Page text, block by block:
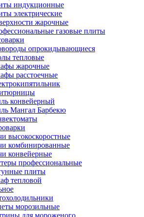
индукционные
электрические
жарочные
газовые плиты
опрокидывающиеся
тепловые
жарочные
расстоечные
конвейерный
Мангал Барбекю
высокоскоростные
комбинированные
конвейерные
профессиональные
плиты
тепловой
морозильные
для мороженого